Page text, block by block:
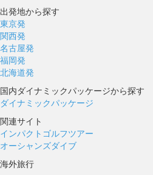
出発地から探す
東京発
関西発
名古屋発
福岡発
北海道発
国内ダイナミックパッケージから探す
ダイナミックパッケージ
関連サイト
インパクトゴルフツアー
オーシャンズダイブ
海外旅行